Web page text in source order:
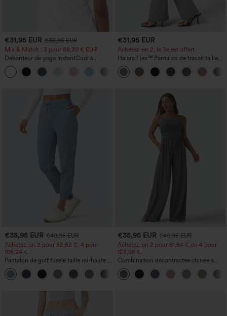
€31,95 EUR €35,95 EUR
Mix & Match : 3 pour 88,30 € EUR
Débardeur de yoga InstantCool à
encolure en U et ourlet arrondi –
UPF50+
€31,95 EUR
Achetez-en 2, le 3e est offert
Halara Flex™ Pantalon de travail taille
haute avec poche latérale arrière et
légère coupe évasée
€35,95 EUR €40,95 EUR
Achetez-en 2 pour 52,62 €, 4 pour
105,24 €
Pantalon de golf fuselé taille mi-haute à
cordon, ourlet incurvé, séchage rapide,
avec poches — UPF40+
+2
€35,95 EUR €40,95 EUR
Achetez-en 2 pour 61,54 € ou 4 pour
123,08 €.
Combinaison décontractée chinée à
bretelles réglables, fronces et jambes
larges, avec poches — facile comme
tout